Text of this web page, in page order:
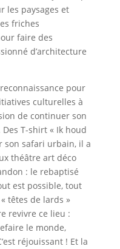
les paysages et
friches
faire des
d’architecture
pour
culturelles à
de continuer son
T-shirt « Ik houd
son safari urbain, il a
théâtre art déco
: le rebaptisé
est possible, tout
têtes de lards »
revivre ce lieu :
le monde,
réjouissant ! Et la